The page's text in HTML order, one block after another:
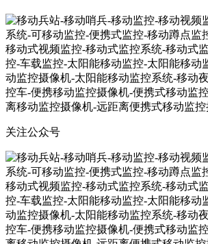
关注公众号